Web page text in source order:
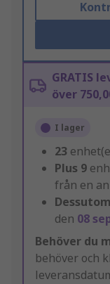
GRATIS
över
I lager
23
Plus 9
från en
den 08
Behöver du
behöver och